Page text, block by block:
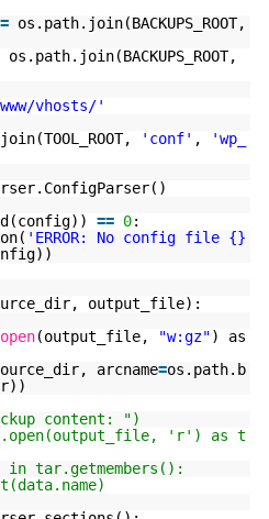
= os.path.join(BACKUPS_ROOT,
os.path.join(BACKUPS_ROOT,
vhosts/'
'conf' ,
'wp_
== 0:
'ERROR: No config file {}
output_file):
open(output_file, "w:gz") as
arcname=os.path.b
content: ")
'r') as t
tar.getmembers():